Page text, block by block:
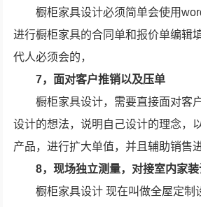
橱柜家具设计必须简单会使用
进行橱柜家具的合同单和报价单编辑
代人必须会的，
7，面对客户推销以及压单
橱柜家具设计，需要直接面对客
设计的想法，说明自己设计的理念，
产品，进行扩大单值，并且辅助销售
8，现场独立测量，对接室内家
橱柜家具设计 现在叫做全屋定制